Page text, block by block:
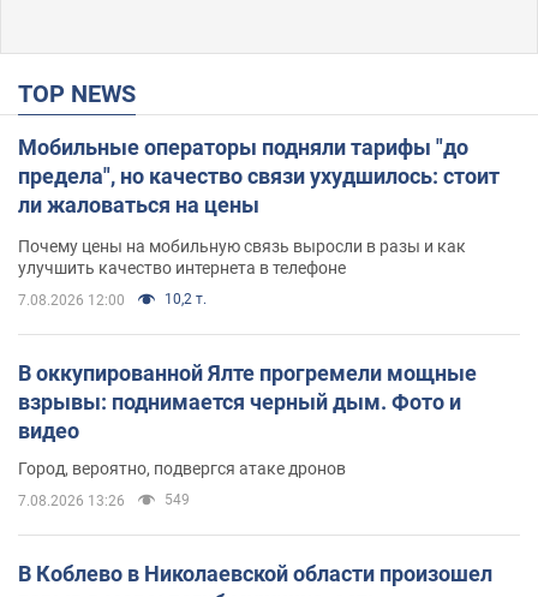
TOP NEWS
Мобильные операторы подняли тарифы "до
предела", но качество связи ухудшилось: стоит
ли жаловаться на цены
Почему цены на мобильную связь выросли в разы и как
улучшить качество интернета в телефоне
7.08.2026 12:00 10,2 т.
В оккупированной Ялте прогремели мощные
взрывы: поднимается черный дым. Фото и
видео
Город, вероятно, подвергся атаке дронов
7.08.2026 13:26 549
В Коблево в Николаевской области произошел